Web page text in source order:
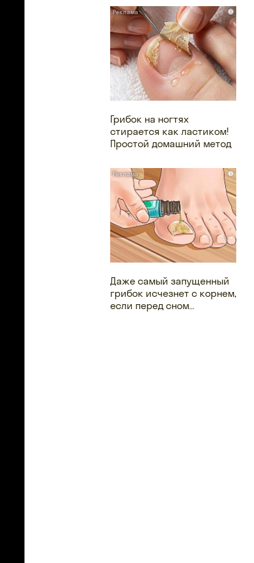
i
Грибок на ногтях
стирается как ластиком!
Простой домашний метод
i
Даже самый запущенный
грибок исчезнет с корнем,
если перед сном…